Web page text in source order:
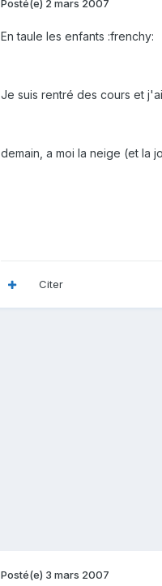
Posté(e) 2 mars 2007
En taule les enfants :frenchy:
Je suis rentré des cours et
demain, a moi la neige (et la
Citer
Posté(e) 3 mars 2007